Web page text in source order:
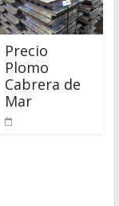
Precio
Plomo
Cabrera de
Mar